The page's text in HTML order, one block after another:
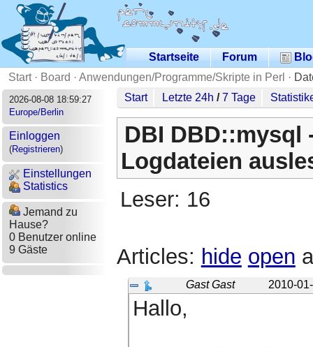
Startseite Forum
Start· Board · Anwendungen/Programme/Skripte in Perl ·
2026-08-08 18:59:27
Europe/Berlin
Einloggen
(Registrieren)
Einstellungen
Statistics
Jemand zu
Hause?
0 Benutzer online
9 Gäste
Start Letzte 24h /7 Tage
DBI DBD::mysql
Logdateien
Leser: 16
Articles: hide open
Gast Gast 2010-
Hallo,